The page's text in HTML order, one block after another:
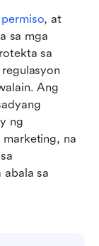
, at
sa mga
sa
Ang
ng
marketing, na
abala sa